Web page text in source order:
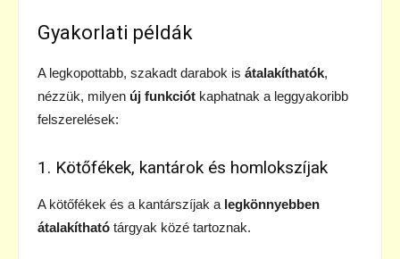
Gyakorlati példák
A legkopottabb, szakadt darabok is átalakíthatók,
nézzük, milyen új funkciót kaphatnak a leggyakoribb
felszerelések:
1. Kötőfékek, kantárok és homlokszíjak
A kötőfékek és a kantárszíjak a legkönnyebben
átalakítható tárgyak közé tartoznak.